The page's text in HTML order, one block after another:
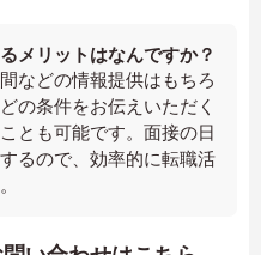
メリットはなんですか？
などの情報提供はもちろ
の条件をお伝えいただく
とも可能です。面接の日
るので、効率的に転職活